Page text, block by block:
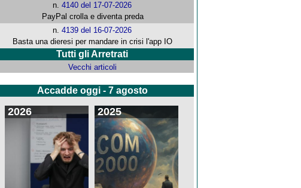
n.4140 del 17-07-2026
PayPal crolla e diventa preda
n.4139 del 16-07-2026
Basta una dieresi per mandare in crisi l'app IO
Tutti gli Arretrati
Vecchi articoli
Accadde oggi - 7 agosto
2026 2025